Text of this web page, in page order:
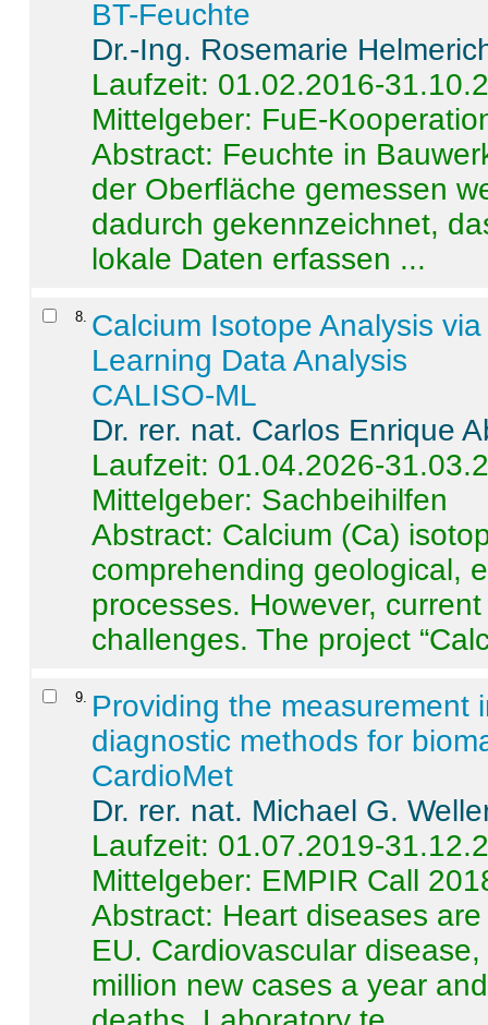
BT-Feuchte
Dr.-Ing. Rosemarie
Laufzeit: 01.02.2016-
Mittelgeber: FuE-
Abstract: Feuchte in
der Oberfläche gemessen
dadurch gekennzeichnet,
lokale Daten erfassen ...
8 Calcium Isotope Analysis
Learning Data Analysis
CALISO-ML
Dr. rer. nat. Carlos Enrique
Laufzeit: 01.04.2026-
Mittelgeber: Sachbeihilfen
Abstract: Calcium (Ca)
comprehending geological,
processes. However,
challenges. The project
9
Providing the measurement
diagnostic methods for
CardioMet
Dr. rer. nat. Michael G.
Laufzeit: 01.07.2019-
Mittelgeber: EMPIR Call
Abstract: Heart diseases
EU. Cardiovascular
million new cases a year